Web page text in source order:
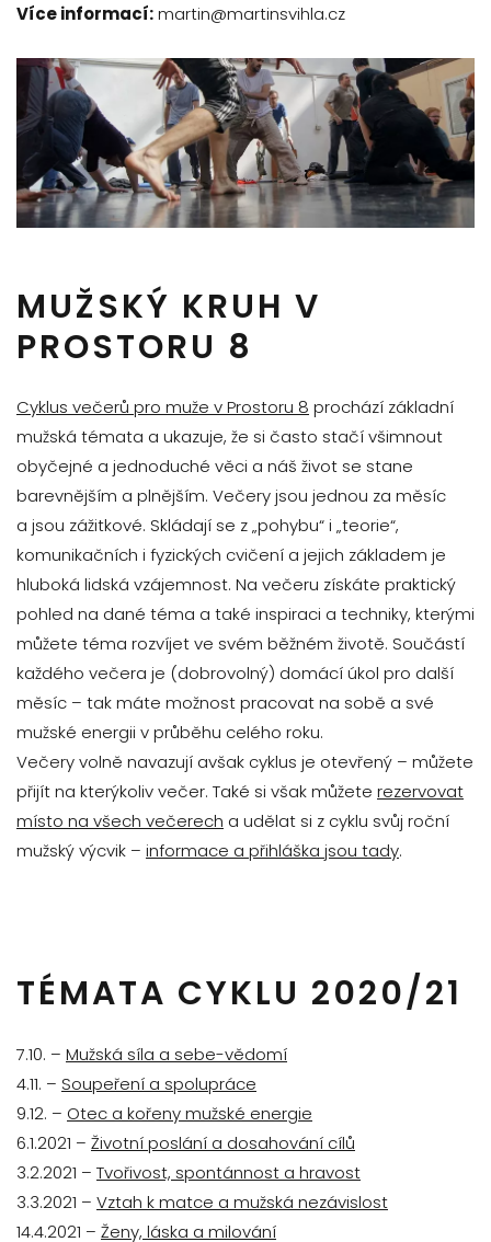
Více informací:martin@martinsvihla.cz
MUŽSKÝ KRUH V
PROSTORU 8
Cyklus večerů pro muže v Prostoru 8 prochází základní
mužská témata a ukazuje, že si často stačí všimnout
obyčejné a jednoduché věci a náš život se stane
barevnějším a plnějším. Večery jsou jednou za měsíc
a jsou zážitkové. Skládají se z „pohybu“ i „teorie“,
komunikačních i fyzických cvičení a jejich základem je
hluboká lidská vzájemnost. Na večeru získáte praktický
pohled na dané téma a také inspiraci a techniky, kterými
můžete téma rozvíjet ve svém běžném životě. Součástí
každého večera je (dobrovolný) domácí úkol pro další
měsíc – tak máte možnost pracovat na sobě a své
mužské energii v průběhu celého roku.
Večery volně navazují avšak cyklus je otevřený – můžete
přijít na kterýkoliv večer. Také si však můžete rezervovat
místo na všech večerech a udělat si z cyklu svůj roční
mužský výcvik – informace a přihláška jsou tady.
TÉMATA CYKLU 2020/21
7.10. – Mužská síla a sebe-vědomí
4.11. – Soupeření a spolupráce
9.12. – Otec a kořeny mužské energie
6.1.2021 – Životní poslání a dosahování cílů
3.2.2021 – Tvořivost, spontánnost a hravost
3.3.2021 – Vztah k matce a mužská nezávislost
14.4.2021 – Ženy, láska a milování